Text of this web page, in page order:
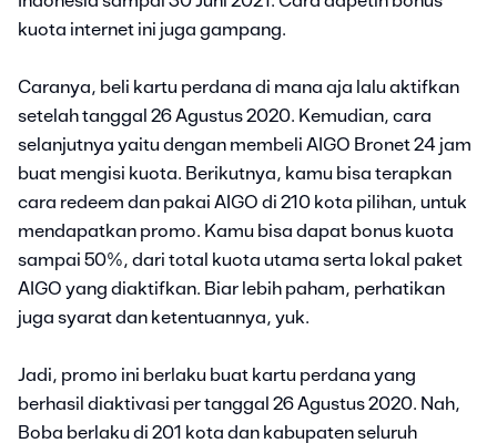
kuota internet ini juga gampang.
Caranya, beli kartu perdana di mana aja lalu aktifkan
setelah tanggal 26 Agustus 2020. Kemudian, cara
selanjutnya yaitu dengan membeli AIGO Bronet 24 jam
buat mengisi kuota. Berikutnya, kamu bisa terapkan
cara redeem dan pakai AIGO di 210 kota pilihan, untuk
mendapatkan promo. Kamu bisa dapat bonus kuota
sampai 50%, dari total kuota utama serta lokal paket
AIGO yang diaktifkan. Biar lebih paham, perhatikan
juga syarat dan ketentuannya, yuk.
Jadi, promo ini berlaku buat kartu perdana yang
berhasil diaktivasi per tanggal 26 Agustus 2020. Nah,
Boba berlaku di 201 kota dan kabupaten seluruh